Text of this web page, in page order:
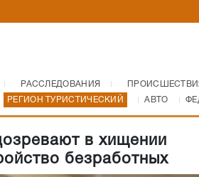
РАССЛЕДОВАНИЯ
РЕГИОН ТУРИСТИЧЕСКИЙ АВТО
в хищении
безработных